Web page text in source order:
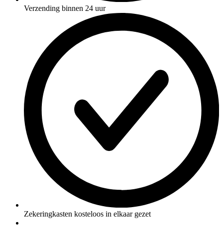
Verzending binnen 24 uur
Zekeringkasten kosteloos in elkaar gezet